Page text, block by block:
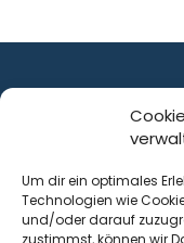
Um dir ein optimales
Technologien wie
und/oder darauf
zustimmst, können wir